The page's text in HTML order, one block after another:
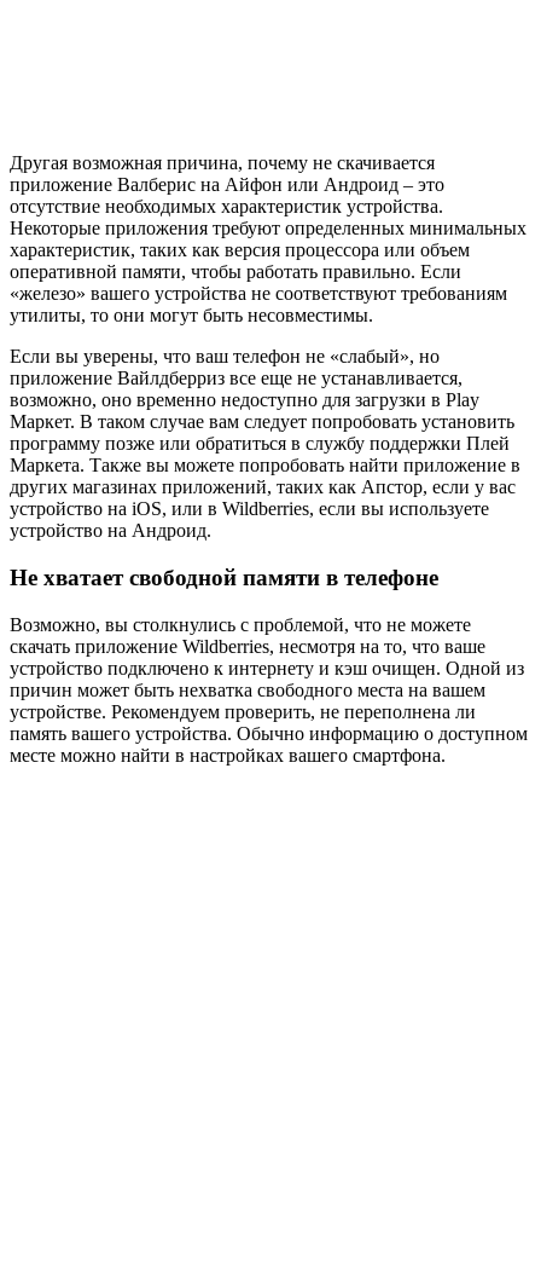
Другая возможная причина, почему не скачивается
приложение Валберис на Айфон или Андроид – это
отсутствие необходимых характеристик устройства.
Некоторые приложения требуют определенных минимальных
характеристик, таких как версия процессора или объем
оперативной памяти, чтобы работать правильно. Если
«железо» вашего устройства не соответствуют требованиям
утилиты, то они могут быть несовместимы.
Если вы уверены, что ваш телефон не «слабый», но
приложение Вайлдберриз все еще не устанавливается,
возможно, оно временно недоступно для загрузки в Play
Маркет. В таком случае вам следует попробовать установить
программу позже или обратиться в службу поддержки Плей
Маркета. Также вы можете попробовать найти приложение в
других магазинах приложений, таких как Апстор, если у вас
устройство на iOS, или в Wildberries, если вы используете
устройство на Андроид.
Не хватает свободной памяти в телефоне
Возможно, вы столкнулись с проблемой, что не можете
скачать приложение Wildberries, несмотря на то, что ваше
устройство подключено к интернету и кэш очищен. Одной из
причин может быть нехватка свободного места на вашем
устройстве. Рекомендуем проверить, не переполнена ли
память вашего устройства. Обычно информацию о доступном
месте можно найти в настройках вашего смартфона.